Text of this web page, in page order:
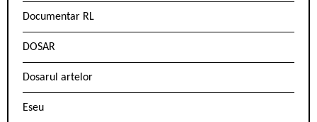
Documentar RL
DOSAR
Dosarul artelor
Eseu